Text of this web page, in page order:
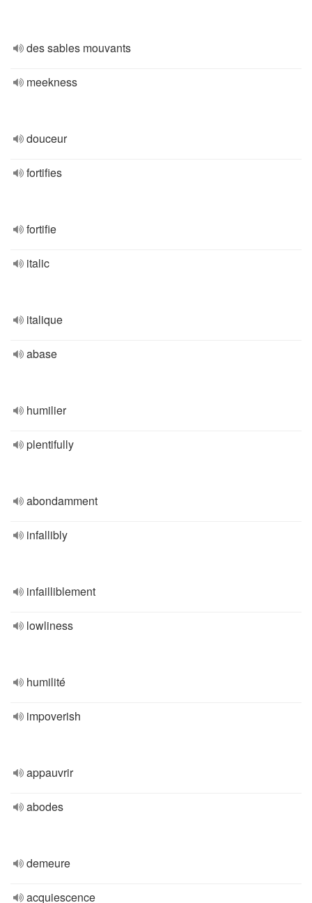
des sables mouvants
meekness
douceur
fortifies
fortifie
italic
italique
abase
humilier
plentifully
abondamment
infallibly
infailliblement
lowliness
humilité
impoverish
appauvrir
abodes
demeure
acquiescence